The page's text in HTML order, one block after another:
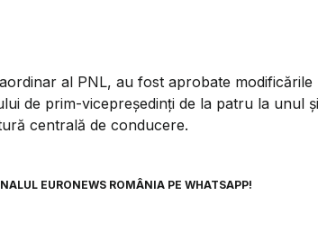
al PNL, au fost aprobate
de prim-vicepreşedinţi de la patru la unul
centrală de conducere.
EURONEWS ROMÂNIA PE WHATSAPP!